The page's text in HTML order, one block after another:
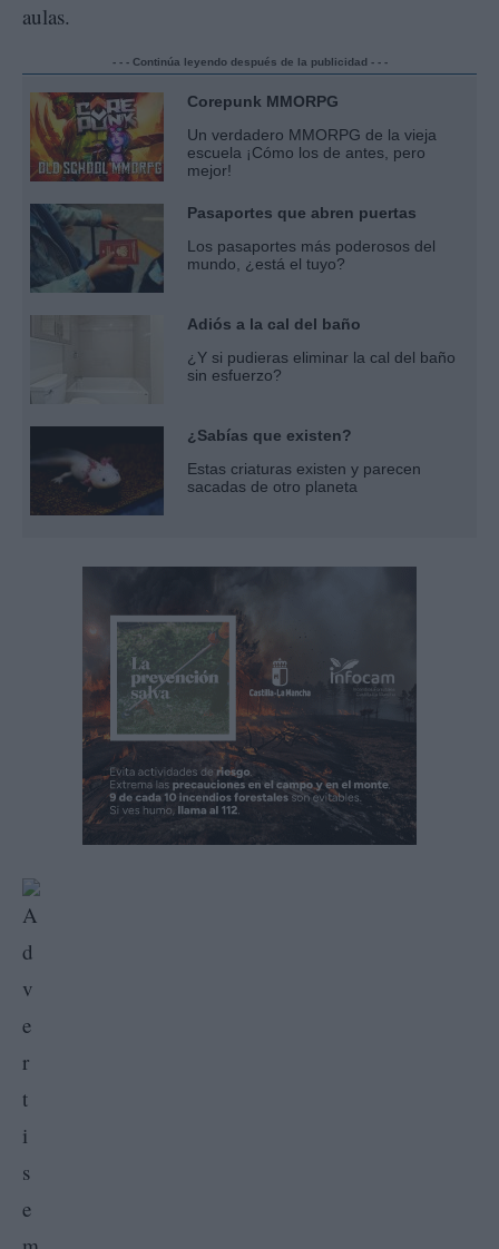
aulas.
- - - Continúa leyendo después de la publicidad - - -
Corepunk MMORPG
Un verdadero MMORPG de la vieja
escuela ¡Cómo los de antes, pero
mejor!
Pasaportes que abren puertas
Los pasaportes más poderosos del
mundo, ¿está el tuyo?
Adiós a la cal del baño
¿Y si pudieras eliminar la cal del baño
sin esfuerzo?
¿Sabías que existen?
Estas criaturas existen y parecen
sacadas de otro planeta